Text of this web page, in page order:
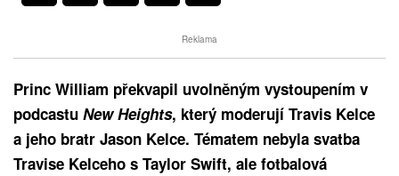
Reklama
Princ William překvapil uvolněným vystoupením v
podcastu New Heights, který moderují Travis Kelce
a jeho bratr Jason Kelce. Tématem nebyla svatba
Travise Kelceho s Taylor Swift, ale fotbalová